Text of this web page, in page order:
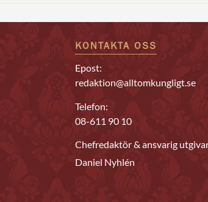
KONTAKTA OSS
Epost:
redaktion@alltomkungligt.se
Telefon:
08-611 90 10
Chefredaktör & ansvarig
Daniel Nyhlén